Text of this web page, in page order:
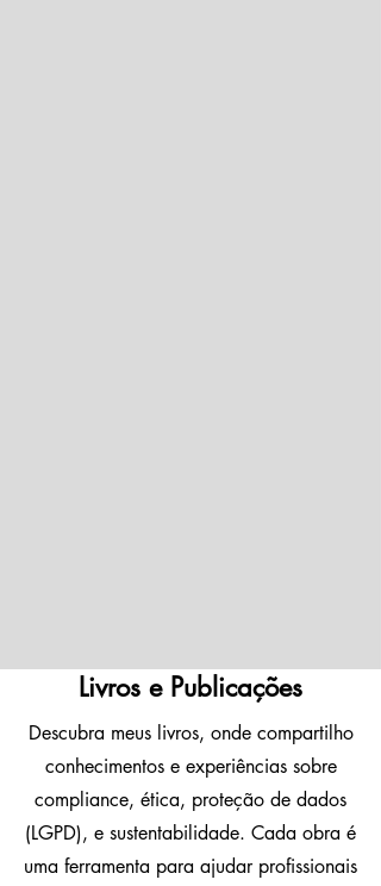
Livros e Publicações
Descubra meus livros, onde compartilho
conhecimentos e experiências sobre
compliance, ética, proteção de dados
(LGPD), e sustentabilidade. Cada obra é
uma ferramenta para ajudar profissionais